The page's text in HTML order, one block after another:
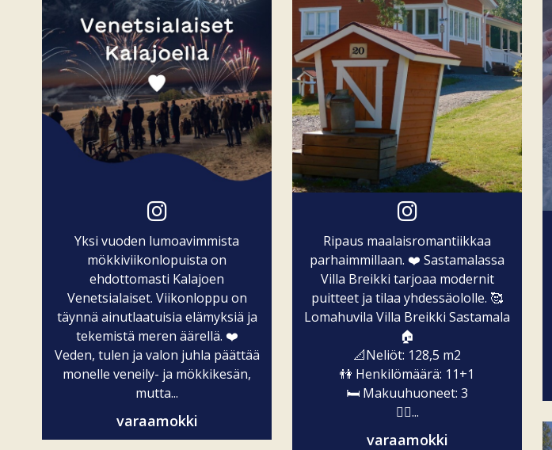
Yksi vuoden lumoavimmista
mökkiviikonlopuista on
ehdottomasti Kalajoen
Venetsialaiset. Viikonloppu on
täynnä ainutlaatuisia elämyksiä ja
tekemistä meren äärellä. ❤️
Veden, tulen ja valon juhla päättää
monelle veneily- ja mökkikesän,
mutta...
varaamokki
Ripaus maalaisromantiikkaa
parhaimmillaan. ❤️ Sastamalassa
Villa Breikki tarjoaa modernit
puitteet ja tilaa yhdessäololle. 🥰
Lomahuvila Villa Breikki Sastamala
🏠
📐Neliöt: 128,5 m2
👫 Henkilömäärä: 11+1
🛏️ Makuuhuoneet: 3
🧖‍♀️...
varaamokki